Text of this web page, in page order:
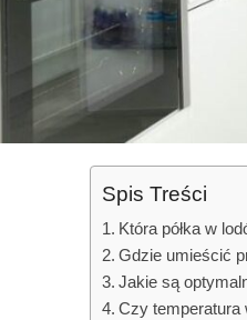
Spis Treści
Która półka w
Gdzie umieścić
Jakie są
Czy temperatura